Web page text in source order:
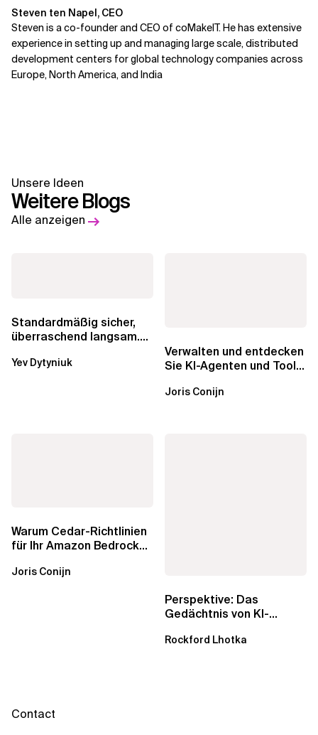
Steven ten Napel, CEO
Steven is a co-founder and CEO of coMakeIT. He has extensive
experience in setting up and managing large scale, distributed
development centers for global technology companies across
Europe, North America, and India
Unsere Ideen
Weitere Blogs
Alle anzeigen
Standardmäßig sicher,
überraschend langsam.
über die RDS...
Yev Dytyniuk
Verwalten und entdecken
Sie KI-Agenten und Tools
AgentCore...
Joris Conijn
Warum Cedar-Richtlinien
für Ihr Amazon Bedrock
wichtig sind
Joris Conijn
Perspektive: Das
Gedächtnis von KI-
dem...
Rockford Lhotka
Contact